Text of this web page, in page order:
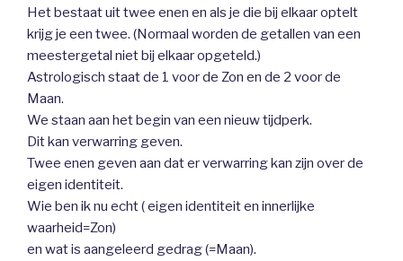
Het bestaat uit twee enen en als je die bij elkaar optelt
krijg je een twee. (Normaal worden de getallen van een
meestergetal niet bij elkaar opgeteld.)
Astrologisch staat de 1 voor de Zon en de 2 voor de
Maan.
We staan aan het begin van een nieuw tijdperk.
Dit kan verwarring geven.
Twee enen geven aan dat er verwarring kan zijn over de
eigen identiteit.
Wie ben ik nu echt ( eigen identiteit en innerlijke
waarheid=Zon)
en wat is aangeleerd gedrag (=Maan).